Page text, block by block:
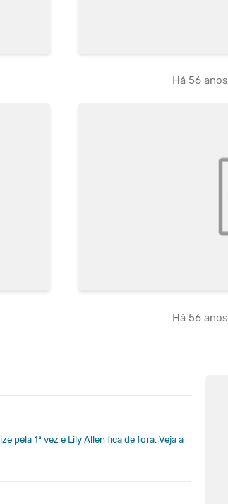
Há 56 anos
Há 56 anos
pela 1ª vez e Lily Allen fica de fora. Veja a